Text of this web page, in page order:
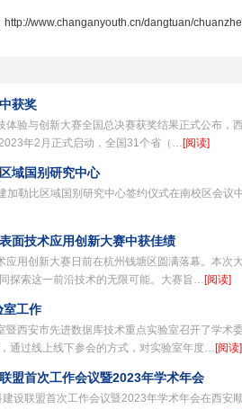
http://www.changanyouth.cn/dangtuan/
获奖
体验与创新大赛全国总决赛获奖结果正式公布，
年2月正式启动，全国31个省（…[阅读]
域国别研究中心
加勒比区域国别研究中心签约仪式在南校区会议
面技术应用创新大赛中获佳绩
应用创新大赛日前在杭州钱塘区圆满落幕。本次
探索这一前沿技术的无限可能。大赛旨…[阅读]
室工作
西安市先进数据库技术重点实验室召开了学术
通过线上线下参会的方式，对实验室年度…[阅读]
盟首次工作会议暨2023年学术年会
设联盟首次工作会议暨2023年学术年会在西安